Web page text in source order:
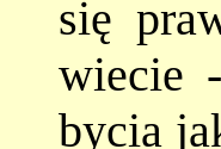
się
wiecie
bycia